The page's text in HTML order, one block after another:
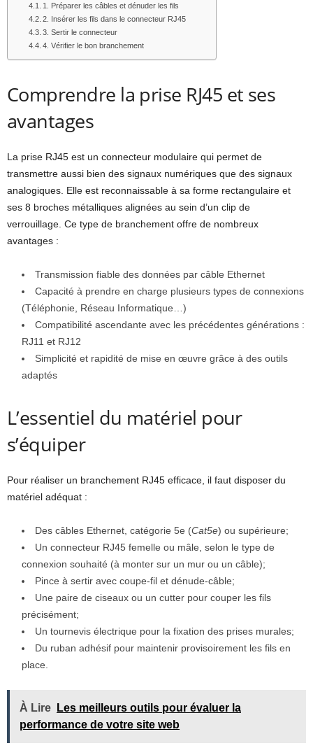
1. Préparer les câbles et dénuder les fils
2. Insérer les fils dans le connecteur RJ45
3. Sertir le connecteur
4. Vérifier le bon branchement
Comprendre la prise RJ45 et ses
avantages
La prise RJ45 est un connecteur modulaire qui permet de
transmettre aussi bien des signaux numériques que des signaux
analogiques. Elle est reconnaissable à sa forme rectangulaire et
ses 8 broches métalliques alignées au sein d’un clip de
verrouillage. Ce type de branchement offre de nombreux
avantages :
Transmission fiable des données par câble Ethernet
Capacité à prendre en charge plusieurs types de connexions
(Téléphonie, Réseau Informatique…)
Compatibilité ascendante avec les précédentes générations :
RJ11 et RJ12
Simplicité et rapidité de mise en œuvre grâce à des outils
adaptés
L’essentiel du matériel pour
s’équiper
Pour réaliser un branchement RJ45 efficace, il faut disposer du
matériel adéquat :
Des câbles Ethernet, catégorie 5e (Cat5e) ou supérieure;
Un connecteur RJ45 femelle ou mâle, selon le type de
connexion souhaité (à monter sur un mur ou un câble);
Pince à sertir avec coupe-fil et dénude-câble;
Une paire de ciseaux ou un cutter pour couper les fils
précisément;
Un tournevis électrique pour la fixation des prises murales;
Du ruban adhésif pour maintenir provisoirement les fils en
place.
À Lire
Les meilleurs outils pour évaluer la
performance de votre site web